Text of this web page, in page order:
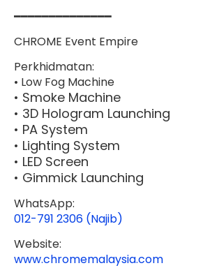
━━━━━━━━━━━━━━
CHROME Event Empire
Perkhidmatan:
• Low Fog Machine
• Smoke Machine
• 3D Hologram Launching
• PA System
• Lighting System
• LED Screen
• Gimmick Launching
WhatsApp:
012-791 2306 (Najib)
Website:
www.chromemalaysia.com